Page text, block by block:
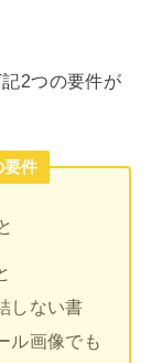
2つの要件が
要件
しない書
ル画像でも